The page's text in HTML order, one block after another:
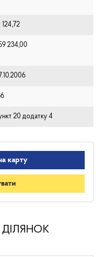
124,72
234,00
20 додатку 4
карту
ДІЛЯНОК